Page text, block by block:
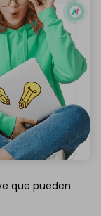
que pueden